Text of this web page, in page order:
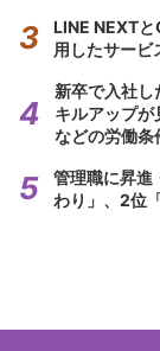
LINE NEXT
用したサービ
新卒で入社
キルアップ
などの労働条
管理職に昇
わり」、2位